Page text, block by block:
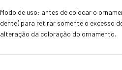
Modo de uso: antes de colocar o
dente) para retirar somente o excesso
alteração da coloração do ornamento.